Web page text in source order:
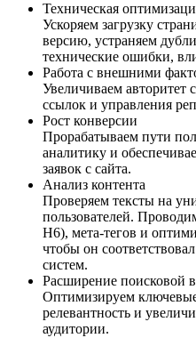
Техническая
Ускоряем загрузку
версию, устраняем
технические ошибки,
Работа с внешними
Увеличиваем авторитет
ссылок и управления
Рост конверсии
Прорабатываем пути
аналитику и
заявок с сайта.
Анализ контента
Проверяем тексты на
пользователей.
H6), мета-тегов и
чтобы он
систем.
Расширение поисковой
Оптимизируем
релевантность и
аудитории.